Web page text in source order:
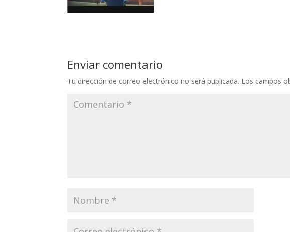
Enviar comentario
Tu dirección de correo electrónico no será publicada. Los campos